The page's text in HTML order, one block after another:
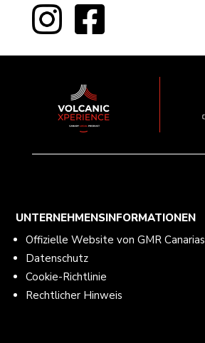
UNTERNEHMENSINFORMATIONEN
Offizielle Website von GMR Canarias
Datenschutz
Cookie-Richtlinie
Rechtlicher Hinweis